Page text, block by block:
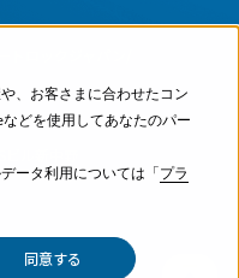
、お客さまに合わせたコン
どを使用してあなたのパー
ータ利用については「プラ
同意する
ル新中野